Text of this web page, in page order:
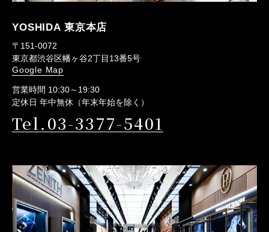
YOSHIDA 東京本店
〒151-0072
東京都渋谷区幡ヶ谷2丁目13番5号
Google Map
営業時間 10:30～19:30
定休日 年中無休（年末年始を除く）
Tel.03-3377-5401